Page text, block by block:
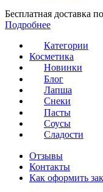
Бесплатная доставка
Подробнее
Категории
Косметика
Новинки
Блог
Лапша
Снеки
Пасты
Соусы
Сладости
Отзывы
Контакты
Как оформить